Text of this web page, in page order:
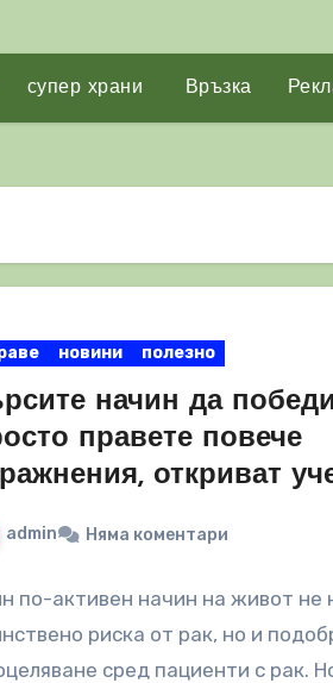
супер храни Връзка
новини полезно
начин да
правете повече
откриват
admin Няма коментари
по-активен начин на живот не
риска от рак, но и
сред пациенти с рак.